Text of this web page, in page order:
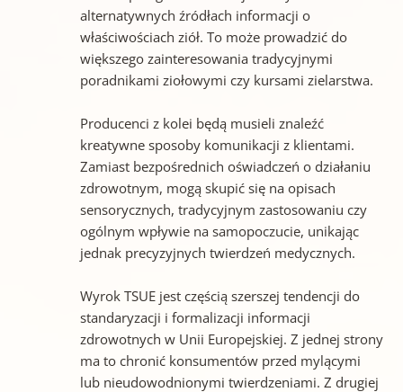
alternatywnych źródłach informacji o
właściwościach ziół. To może prowadzić do
większego zainteresowania tradycyjnymi
poradnikami ziołowymi czy kursami zielarstwa.
Producenci z kolei będą musieli znaleźć
kreatywne sposoby komunikacji z klientami.
Zamiast bezpośrednich oświadczeń o działaniu
zdrowotnym, mogą skupić się na opisach
sensorycznych, tradycyjnym zastosowaniu czy
ogólnym wpływie na samopoczucie, unikając
jednak precyzyjnych twierdzeń medycznych.
Wyrok TSUE jest częścią szerszej tendencji do
standaryzacji i formalizacji informacji
zdrowotnych w Unii Europejskiej. Z jednej strony
ma to chronić konsumentów przed mylącymi
lub nieudowodnionymi twierdzeniami. Z drugiej